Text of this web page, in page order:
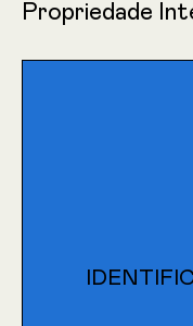
Propriedade